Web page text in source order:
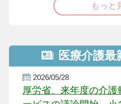
もっと
医療介護最
2026/05/28
厚労省、来年度の介